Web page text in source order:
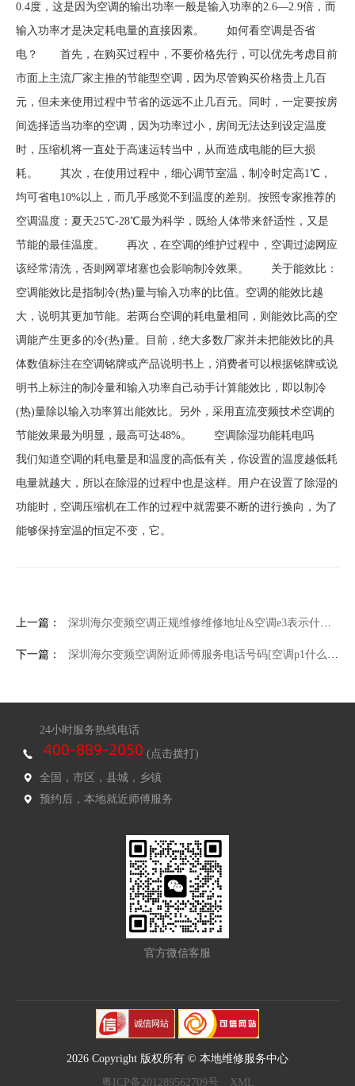
0.4度，这是因为空调的输出功率一般是输入功率的2.6—2.9倍，而
输入功率才是决定耗电量的直接因素。 如何看空调是否省
电？ 首先，在购买过程中，不要价格先行，可以优先考虑目前
市面上主流厂家主推的节能型空调，因为尽管购买价格贵上几百
元，但未来使用过程中节省的远远不止几百元。同时，一定要按房
间选择适当功率的空调，因为功率过小，房间无法达到设定温度
时，压缩机将一直处于高速运转当中，从而造成电能的巨大损
耗。 其次，在使用过程中，细心调节室温，制冷时定高1℃，
均可省电10%以上，而几乎感觉不到温度的差别。按照专家推荐的
空调温度：夏天25℃-28℃最为科学，既给人体带来舒适性，又是
节能的最佳温度。 再次，在空调的维护过程中，空调过滤网应
该经常清洗，否则网罩堵塞也会影响制冷效果。 关于能效比：
空调能效比是指制冷(热)量与输入功率的比值。空调的能效比越
大，说明其更加节能。若两台空调的耗电量相同，则能效比高的空
调能产生更多的冷(热)量。目前，绝大多数厂家并未把能效比的具
体数值标注在空调铭牌或产品说明书上，消费者可以根据铭牌或说
明书上标注的制冷量和输入功率自己动手计算能效比，即以制冷
(热)量除以输入功率算出能效比。另外，采用直流变频技术空调的
节能效果最为明显，最高可达48%。 空调除湿功能耗电吗
我们知道空调的耗电量是和温度的高低有关，你设置的温度越低耗
电量就越大，所以在除湿的过程中也是这样。用户在设置了除湿的
功能时，空调压缩机在工作的过程中就需要不断的进行换向，为了
能够保持室温的恒定不变，它。
上一篇： 深圳海尔变频空调正规维修维修地址&空调e3表示什么-空调e3故障原因分析
下一篇： 深圳海尔变频空调附近师傅服务电话号码[空调p1什么故障
24小时服务热线电话
(点击拨打)
全国，市区，县城，乡镇
预约后，本地就近师傅服务
官方微信客服
2026 Copyright 版权所有 © 本地维修服务中心
粤ICP备201289562709号
XML